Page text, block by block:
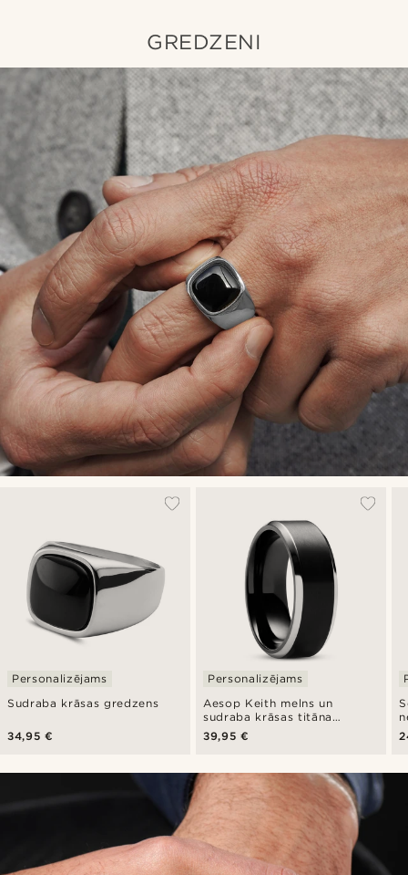
GREDZENI
Sudraba krāsas gredzens
Personalizējams
34,95 €
Aesop Keith melns un
sudraba krāsas titāna
gredzens
Personalizējams
39,95 €